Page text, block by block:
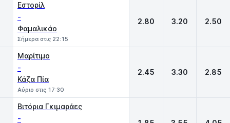
Εστορίλ
-
Φαμαλικάο
Σήμερα στις 22:15
2.80 3.20 2.50
Μαρίτιμο
-
Κάζα Πία
Αύριο στις 17:30
2.45 3.30 2.85
Βιτόρια Γκιμαράες
-